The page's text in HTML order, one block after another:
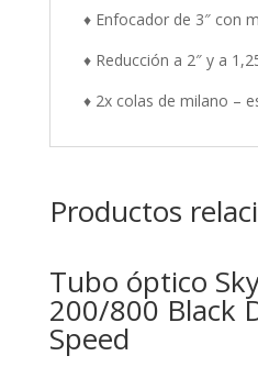
♦ Enfocador de 3″ con
♦ Reducción a 2″ y a
♦ 2x colas de milano –
Productos
Tubo óptico
200/800 Black
Speed